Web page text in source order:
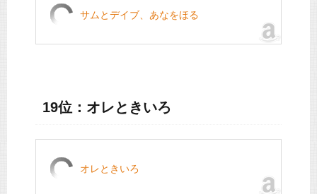
サムとデイブ、あなをほる
19位：オレときいろ
オレときいろ